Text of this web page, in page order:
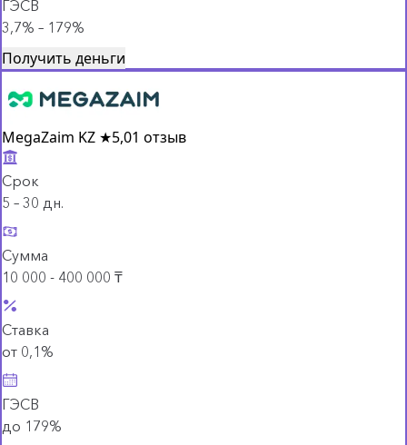
ГЭСВ
3,7% – 179%
Получить деньги
MegaZaim KZ ★5,01 отзыв
Срок
5 – 30 дн.
Сумма
10 000 - 400 000 ₸
Ставка
от 0,1%
ГЭСВ
до 179%